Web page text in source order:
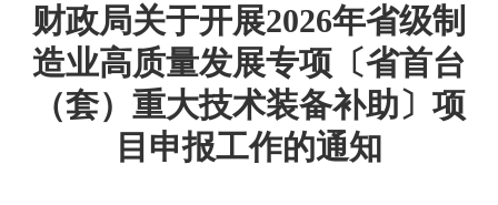
财政局关于开展2026年省级制
造业高质量发展专项〔省首台
（套）重大技术装备补助〕项
目申报工作的通知